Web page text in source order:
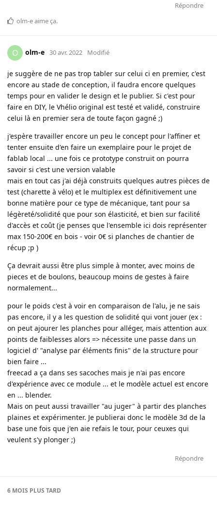
Répondre
olm-eaime ça.
O olm-e 30 avr. 2022 Modifié
je suggère de ne pas trop tabler sur celui ci en premier, c'est
encore au stade de conception, il faudra encore quelques
temps pour en valider le design et le publier. Si c'est pour
faire en DIY, le Vhélio original est testé et validé, construire
celui là en premier sera de toute façon gagné ;)
j'espère travailler encore un peu le concept pour l'affiner et
tenter ensuite d'en faire un exemplaire pour le projet de
fablab local ... une fois ce prototype construit on pourra
savoir si c'est une version valable
mais en tout cas j'ai déjà construits quelques autres pièces de
test (charette à vélo) et le multiplex est définitivement une
bonne matière pour ce type de mécanique, tant pour sa
légèreté/solidité que pour son élasticité, et bien sur facilité
d'accès et coût (je penses que l'ensemble ici dois représenter
max 150-200€ en bois - voir 0€ si planches de chantier de
récup ;p )
Ça devrait aussi être plus simple à monter, avec moins de
pieces et de boulons, beaucoup moins de gestes à faire
normalement...
pour le poids c'est à voir en comparaison de l'alu, je ne sais
pas encore, il y a les question de solidité qui vont jouer (ex :
on peut ajourer les planches pour alléger, mais attention aux
points de faiblesses alors => nécessite une passe dans un
logiciel d' "analyse par éléments finis" de la structure pour
bien faire ...
freecad a ça dans ses sacoches mais je n'ai pas encore
d'expérience avec ce module ... et le modèle actuel est encore
en ... blender.
Mais on peut aussi travailler "au juger" à partir des planches
plaines et expérimenter. Je publierai donc le modèle 3d de la
base une fois que j'en aie refais le tour, pour ceuxes qui
veulent s'y plonger ;)
Répondre
6 MOIS PLUS TARD